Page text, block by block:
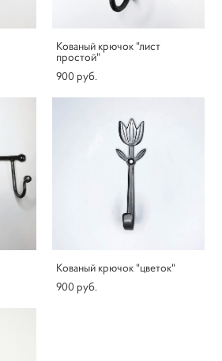
Кованый крючок "лист
простой"
900 pуб.
Кованый крючок "цветок"
900 pуб.